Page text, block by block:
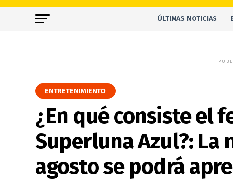
ÚLTIMAS NOTICIAS
ENTRETENIMIENTO
¿En qué consiste el
Superluna Azul?: La
agosto se podrá